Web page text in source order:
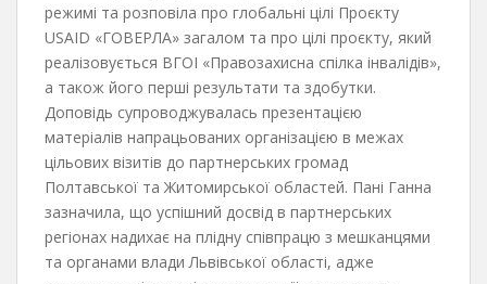
режимі та розповіла про глобальні цілі Проєкту
USAID «ГОВЕРЛА» загалом та про цілі проєкту, який
реалізовується ВГОІ «Правозахисна спілка інвалідів»,
а також його перші результати та здобутки.
Доповідь супроводжувалась презентацією
матеріалів напрацьованих організацією в межах
цільових візитів до партнерських громад
Полтавської та Житомирської областей. Пані Ганна
зазначила, що успішний досвід в партнерських
регіонах надихає на плідну співпрацю з мешканцями
та органами влади Львівської області, адже